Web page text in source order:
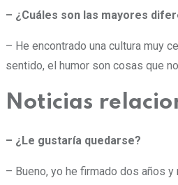
– ¿Cuáles son las mayores
– He encontrado una cultura muy
sentido, el humor son cosas que
Noticias
– ¿Le gustaría quedarse?
– Bueno, yo he firmado dos años